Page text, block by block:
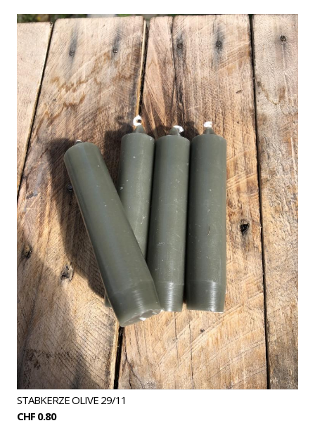
STABKERZE OLIVE 29/11
CHF 0.80